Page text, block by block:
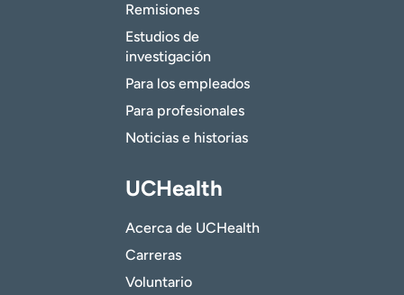
Remisiones
Estudios de
investigación
Para los empleados
Para profesionales
Noticias e historias
UCHealth
Acerca de UCHealth
Carreras
Voluntario